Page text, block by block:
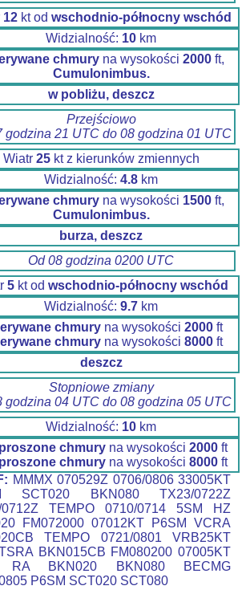
12 kt od wschodnio-północny wschód
Widzialność: 10 km
chmuryna wysokości 2000ft,
Cumulonimbus.
w pobliżu, deszcz
Przejściowo
godzina 21 UTC do 08 godzina 01 UTC
Wiatr 25kt z kierunków zmiennych
Widzialność: 4.8 km
chmuryna wysokości 1500ft,
Cumulonimbus.
burza, deszcz
Od 08 godzina 0200 UTC
5kt od wschodnio-północny wschód
Widzialność: 9.7 km
chmuryna wysokości 2000ft
chmuryna wysokości 8000ft
deszcz
Stopniowe zmiany
godzina 04 UTC do 08 godzina 05 UTC
Widzialność: 10 km
chmury na wysokości 2000 ft
chmury na wysokości 8000 ft
MMMX 070529Z 0706/0806 33005KT
SCT020 BKN080 TX23/0722Z
0712Z TEMPO 0710/0714 5SM HZ
FM072000 07012KT P6SM VCRA
TEMPO 0721/0801 VRB25KT
BKN015CB FM080200 07005KT
RA BKN020 BKN080 BECMG
P6SM SCT020 SCT080